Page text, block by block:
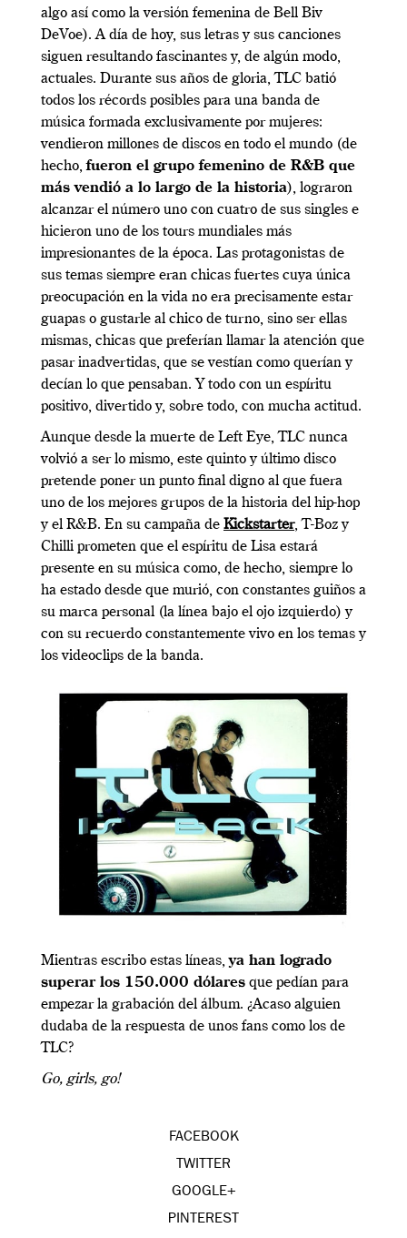
algo así como la versión femenina de Bell Biv
DeVoe). A día de hoy, sus letras y sus canciones
siguen resultando fascinantes y, de algún modo,
actuales. Durante sus años de gloria, TLC batió
todos los récords posibles para una banda de
música formada exclusivamente por mujeres:
vendieron millones de discos en todo el mundo (de
hecho,fueron el grupo femenino de R&B que
más vendió a lo largo de la historia), lograron
alcanzar el número uno con cuatro de sus singles e
hicieron uno de los tours mundiales más
impresionantes de la época. Las protagonistas de
sus temas siempre eran chicas fuertes cuya única
preocupación en la vida no era precisamente estar
guapas o gustarle al chico de turno, sino ser ellas
mismas, chicas que preferían llamar la atención que
pasar inadvertidas, que se vestían como querían y
decían lo que pensaban. Y todo con un espíritu
positivo, divertido y, sobre todo, con mucha actitud.
Aunque desde la muerte de Left Eye, TLC nunca
volvió a ser lo mismo, este quinto y último disco
pretende poner un punto final digno al que fuera
uno de los mejores grupos de la historia del hip-hop
y el R&B. En su campaña de Kickstarter, T-Boz y
Chilli prometen que el espíritu de Lisa estará
presente en su música como, de hecho, siempre lo
ha estado desde que murió, con constantes guiños a
su marca personal (la línea bajo el ojo izquierdo) y
con su recuerdo constantemente vivo en los temas y
los videoclips de la banda.
Mientras escribo estas líneas,ya han logrado
superar los 150.000 dólares que pedían para
empezar la grabación del álbum. ¿Acaso alguien
dudaba de la respuesta de unos fans como los de
TLC?
Go, girls, go!
FACEBOOK
TWITTER
GOOGLE+
PINTEREST